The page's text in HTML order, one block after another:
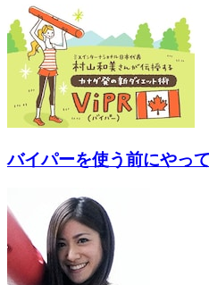
バイパーを使う前にやっ